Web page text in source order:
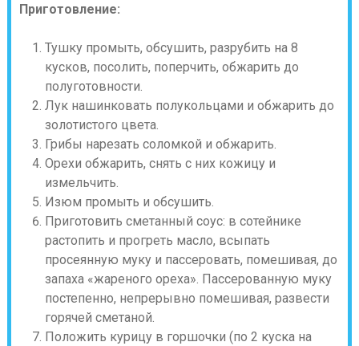
Приготовление:
Тушку промыть, обсушить, разрубить на 8
кусков, посолить, поперчить, обжарить до
полуготовности.
Лук нашинковать полукольцами и обжарить до
золотистого цвета.
Грибы нарезать соломкой и обжарить.
Орехи обжарить, снять с них кожицу и
измельчить.
Изюм промыть и обсушить.
Приготовить сметанный соус: в сотейнике
растопить и прогреть масло, всыпать
просеянную муку и пассеровать, помешивая, до
запаха «жареного ореха». Пассерованную муку
постепенно, непрерывно помешивая, развести
горячей сметаной.
Положить курицу в горшочки (по 2 куска на